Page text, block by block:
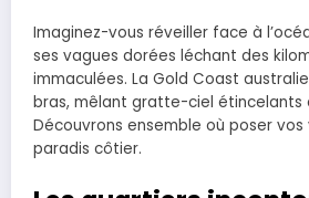
Imaginez-vous réveiller face à
ses vagues dorées léchant des
immaculées. La Gold Coast
bras, mêlant gratte-ciel étincelants
Découvrons ensemble où poser vos
paradis côtier.